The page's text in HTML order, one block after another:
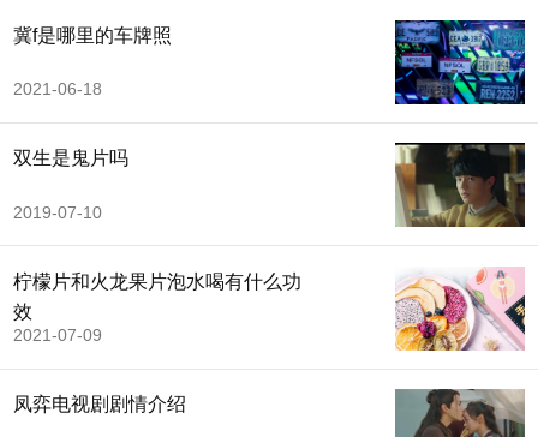
冀f是哪里的车牌照
2021-06-18
双生是鬼片吗
2019-07-10
柠檬片和火龙果片泡水喝有什么功
效
2021-07-09
凤弈电视剧剧情介绍